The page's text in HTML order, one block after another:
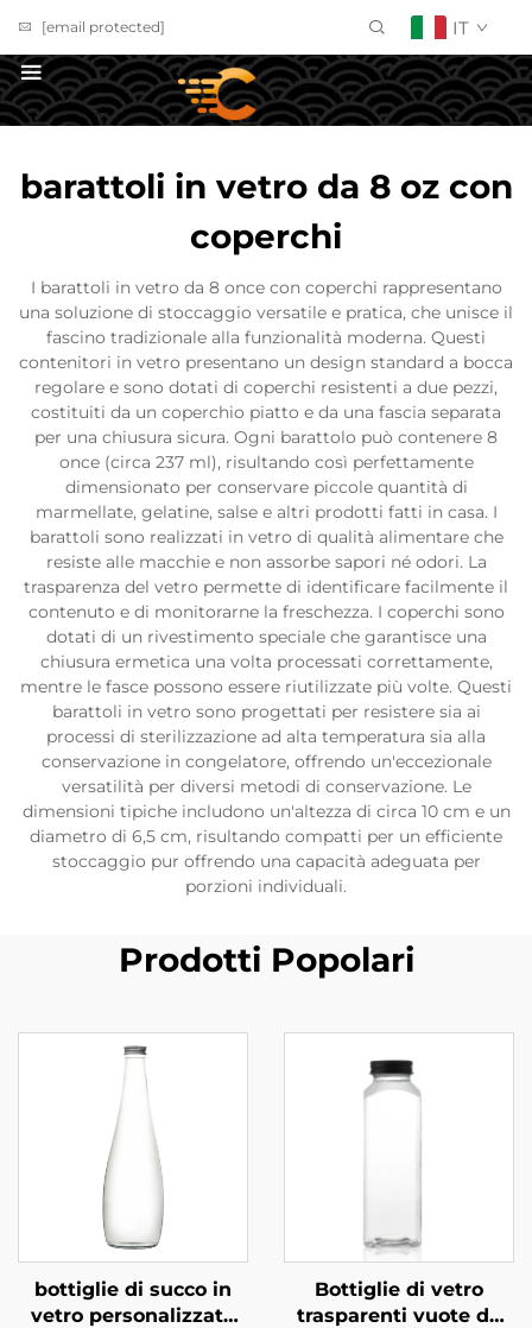
[email protected] IT
barattoli in vetro da 8 oz con
coperchi
I barattoli in vetro da 8 once con coperchi rappresentano
una soluzione di stoccaggio versatile e pratica, che unisce il
fascino tradizionale alla funzionalità moderna. Questi
contenitori in vetro presentano un design standard a bocca
regolare e sono dotati di coperchi resistenti a due pezzi,
costituiti da un coperchio piatto e da una fascia separata
per una chiusura sicura. Ogni barattolo può contenere 8
once (circa 237 ml), risultando così perfettamente
dimensionato per conservare piccole quantità di
marmellate, gelatine, salse e altri prodotti fatti in casa. I
barattoli sono realizzati in vetro di qualità alimentare che
resiste alle macchie e non assorbe sapori né odori. La
trasparenza del vetro permette di identificare facilmente il
contenuto e di monitorarne la freschezza. I coperchi sono
dotati di un rivestimento speciale che garantisce una
chiusura ermetica una volta processati correttamente,
mentre le fasce possono essere riutilizzate più volte. Questi
barattoli in vetro sono progettati per resistere sia ai
processi di sterilizzazione ad alta temperatura sia alla
conservazione in congelatore, offrendo un'eccezionale
versatilità per diversi metodi di conservazione. Le
dimensioni tipiche includono un'altezza di circa 10 cm e un
diametro di 6,5 cm, risultando compatti per un efficiente
stoccaggio pur offrendo una capacità adeguata per
porzioni individuali.
Prodotti Popolari
bottiglie di succo in
vetro personalizzate
Bottiglie di vetro
trasparenti vuote da